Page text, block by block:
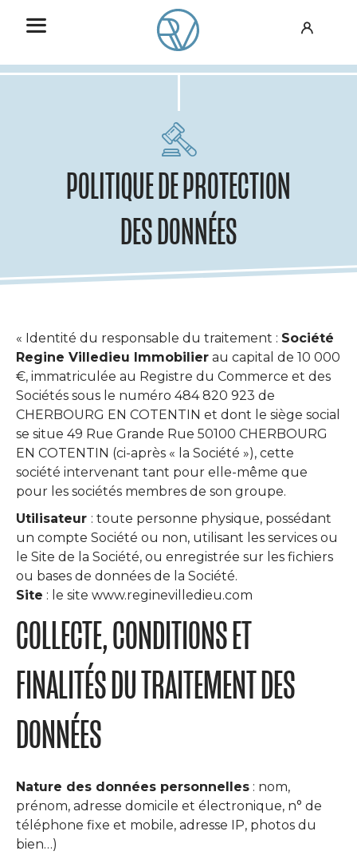
POLITIQUE DE PROTECTION
DES DONNÉES
« Identité du responsable du traitement : Société
Regine Villedieu Immobilier au capital de 10 000
€, immatriculée au Registre du Commerce et des
Sociétés sous le numéro 484 820 923 de
CHERBOURG EN COTENTIN et dont le siège social
se situe 49 Rue Grande Rue 50100 CHERBOURG
EN COTENTIN (ci-après « la Société »), cette
société intervenant tant pour elle-même que
pour les sociétés membres de son groupe.
Utilisateur : toute personne physique, possédant
un compte Société ou non, utilisant les services ou
le Site de la Société, ou enregistrée sur les fichiers
ou bases de données de la Société.
Site : le site www.reginevilledieu.com
COLLECTE, CONDITIONS ET
FINALITÉS DU TRAITEMENT DES
DONNÉES
Nature des données personnelles : nom,
prénom, adresse domicile et électronique, n° de
téléphone fixe et mobile, adresse IP, photos du
bien…)